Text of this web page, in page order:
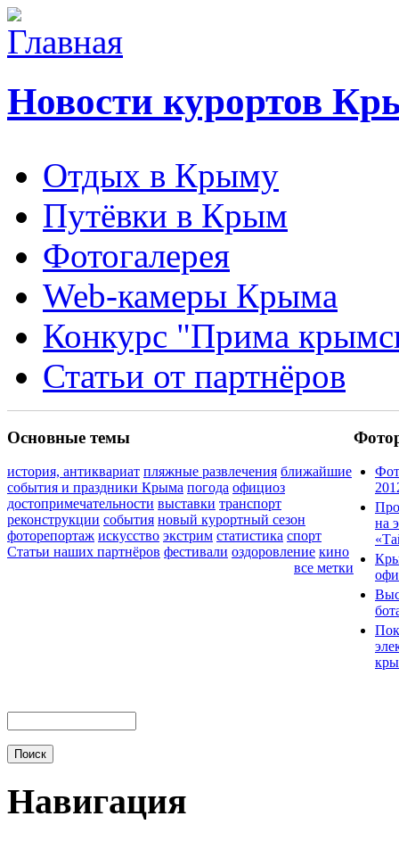
Новости курортов
Отдых в Крыму
Путёвки в Крым
Фотогалерея
Web-камеры Крыма
Конкурс "Прима
Статьи от партнёров
Основные темы
история, антиквариат пляжные развлечения ближайшие
события и праздники Крыма погода официоз
достопримечательности выставки транспорт
реконструкции события новый курортный сезон
фоторепортаж искусство экстрим статистика спорт
Статьи наших партнёров фестивали оздоровление кино
все метки
на
Навигация